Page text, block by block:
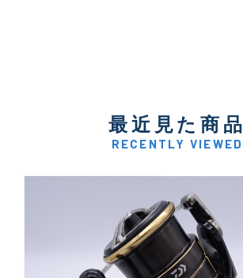
最近見た商品
RECENTLY VIEWED